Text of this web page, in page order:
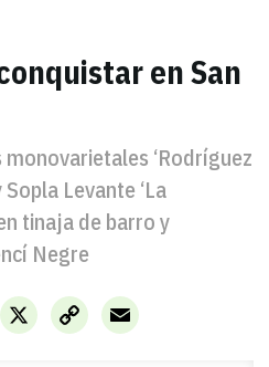
en San
‘Rodríguez
Levante ‘La
tinaja de barro y
Negre
X
Copy
Link
Email